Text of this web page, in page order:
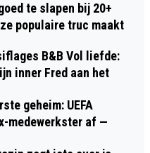
te slapen bij 20+
populaire truc maakt
B&B Vol liefde:
inner Fred aan het
geheim: UEFA
medewerkster af —